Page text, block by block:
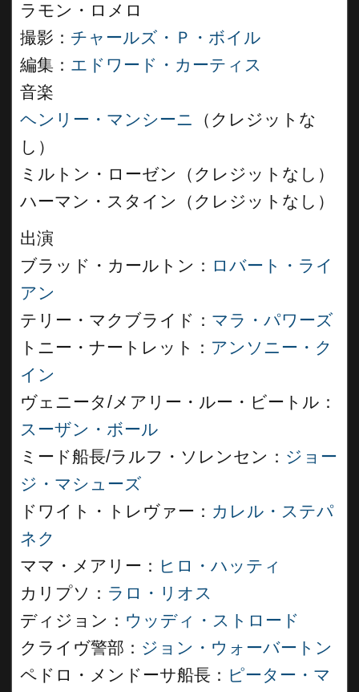
ラモン・ロメロ
撮影： チャールズ・Ｐ・ボイル
編集： エドワード・カーティス
音楽
ヘンリー・マンシーニ
（クレジットな
し）
ミルトン・ローゼン（クレジットなし）
ハーマン・スタイン（クレジットなし）
出演
ブラッド・カールトン： ロバート・ライ
アン
テリー・マクブライド： マラ・パワーズ
トニー・ナートレット： アンソニー・ク
イン
ヴェニータ/メアリー・ルー・ビートル：
スーザン・ボール
ミード船長/ラルフ・ソレンセン： ジョー
ジ・マシューズ
ドワイト・トレヴァー： カレル・ステパ
ネク
ママ・メアリー： ヒロ・ハッティ
カリプソ： ラロ・リオス
ディジョン： ウッディ・ストロード
クライヴ警部： ジョン・ウォーバートン
ペドロ・メンドーサ船長： ピーター・マ